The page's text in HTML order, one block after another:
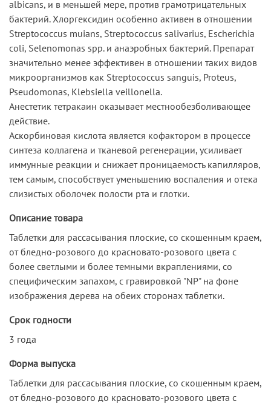
albicans, и в меньшей мере, против грамотрицательных
бактерий. Хлоргексидин особенно активен в отношении
Streptococcus muians, Streptococcus salivarius, Escherichia
coli, Selenomonas spp. и анаэробных бактерий. Препарат
значительно менее эффективен в отношении таких видов
микроорганизмов как Streptococcus sanguis, Proteus,
Pseudomonas, Klebsiella veillonella.
Анестетик тетракаин оказывает местнообезболивающее
действие.
Аскорбиновая кислота является кофактором в процессе
синтеза коллагена и тканевой регенерации, усиливает
иммунные реакции и снижает проницаемость капилляров,
тем самым, способствует уменьшению воспаления и отека
слизистых оболочек полости рта и глотки.
Описание товара
Таблетки для рассасывания плоские, со скошенным краем,
от бледно-розового до красновато-розового цвета с
более светлыми и более темными вкраплениями, со
специфическим запахом, с гравировкой "NP" на фоне
изображения дерева на обеих сторонах таблетки.
Срок годности
3 года
Форма выпуска
Таблетки для рассасывания плоские, со скошенным краем,
от бледно-розового до красновато-розового цвета с